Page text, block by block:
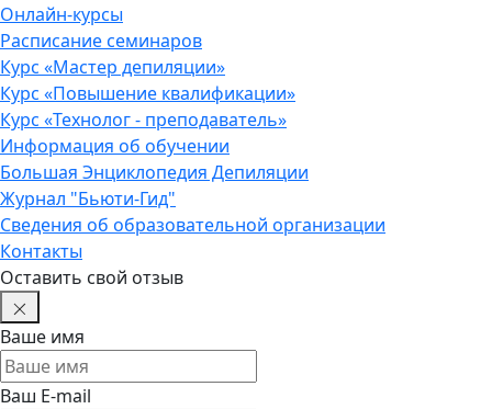
Онлайн-курсы
Расписание семинаров
Курс «Мастер депиляции»
Курс «Повышение квалификации»
Курс «Технолог - преподаватель»
Информация об обучении
Большая Энциклопедия Депиляции
Журнал "Бьюти-Гид"
Сведения об образовательной организации
Контакты
Оставить свой отзыв
Ваше имя
Ваш E-mail